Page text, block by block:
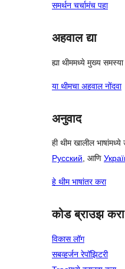
समर्थन चर्चामंच पहा
अहवाल द्या
ह्या थीममध्ये मुख्य
या थीमचा अहवाल नोंदवा
अनुवाद
ही थीम खालील
Русский, आणि
हे थीम भाषांतर करा
कोड ब्राउझ करा
विकास लॉग
सबव्हर्जन रेपॉझिटरी